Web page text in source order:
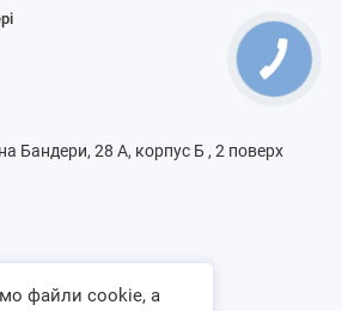
Бандери, 28 А, корпус Б , 2 поверх
файли cookie, а